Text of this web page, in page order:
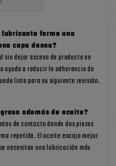
forme una
capa densa?
dejar exceso de producto en
ayuda a reducir la adherencia de
lista para su siguiente revisión.
además de aceite?
de contacto donde dos piezas
repetida. El aceite encaja mejor
necesitan una lubricación más